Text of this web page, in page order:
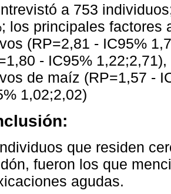
a 753
los principales factores
(RP=2,81 - IC95%
- IC95%
de maíz (RP=1,57 -
1,02;2,02)
que residen
fueron los que
agudas.